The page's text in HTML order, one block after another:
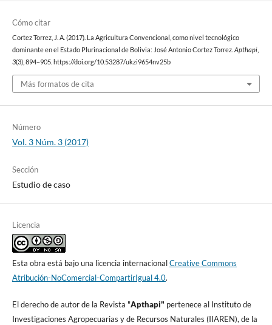
Cómo citar
Cortez Torrez, J. A. (2017). La Agricultura Convencional, como nivel tecnológico
dominante en el Estado Plurinacional de Bolivia: José Antonio Cortez Torrez. Apthapi,
3(3), 894–905. https://doi.org/10.53287/ukzi9654nv25b
Más formatos de cita
Número
Vol. 3 Núm. 3 (2017)
Sección
Estudio de caso
Licencia
Esta obra está bajo una licencia internacionalCreative Commons
Atribución-NoComercial-CompartirIgual 4.0.
El derecho de autor de la Revista "Apthapi" pertenece al Instituto de
Investigaciones Agropecuarias y de Recursos Naturales (IIAREN), de la